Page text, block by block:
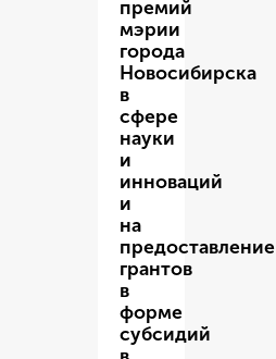
премий
мэрии
города
Новосибирска
в
сфере
науки
и
инноваций
и
на
предоставление
грантов
в
форме
субсидий